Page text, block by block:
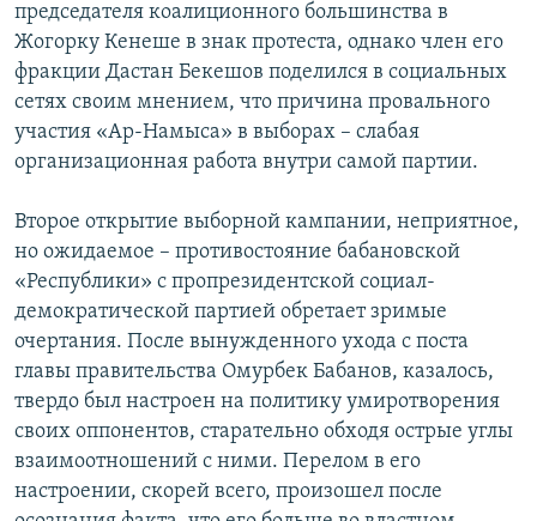
председателя коалиционного большинства в
Жогорку Кенеше в знак протеста, однако член его
фракции Дастан Бекешов поделился в социальных
сетях своим мнением, что причина провального
участия «Ар-Намыса» в выборах – слабая
организационная работа внутри самой партии.
Второе открытие выборной кампании, неприятное,
но ожидаемое – противостояние бабановской
«Республики» с пропрезидентской социал-
демократической партией обретает зримые
очертания. После вынужденного ухода с поста
главы правительства Омурбек Бабанов, казалось,
твердо был настроен на политику умиротворения
своих оппонентов, старательно обходя острые углы
взаимоотношений с ними. Перелом в его
настроении, скорей всего, произошел после